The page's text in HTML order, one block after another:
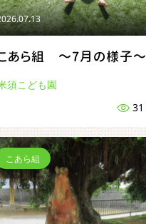
あら組 ～7月の様子～
須こども園
31
こあら組